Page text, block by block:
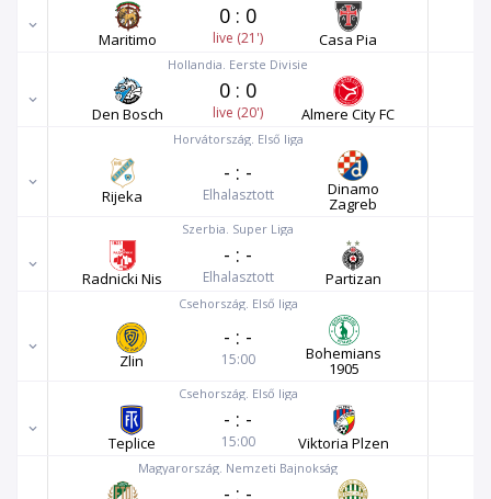
Maritimo
0 : 0
live (21') Casa Pia
Hollandia. Eerste Divisie
Den Bosch
0 : 0
live (20') Almere City FC
Horvátország. Első liga
Rijeka
- : -
Elhalasztott Dinamo
Zagreb
Szerbia. Super Liga
Radnicki Nis
- : -
Elhalasztott Partizan
Csehország. Első liga
Zlin
- : -
15:00 Bohemians
1905
Csehország. Első liga
Teplice
- : -
15:00 Viktoria Plzen
Magyarország. Nemzeti Bajnokság
- : -